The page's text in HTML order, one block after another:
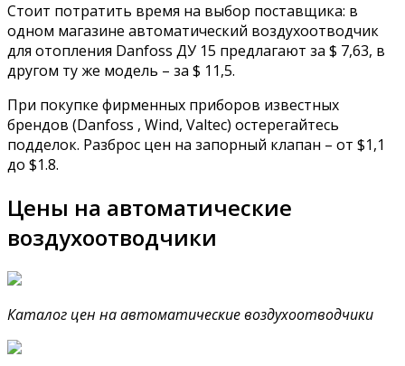
Стоит потратить время на выбор поставщика: в
одном магазине автоматический воздухоотводчик
для отопления Danfoss ДУ 15 предлагают за $ 7,63, в
другом ту же модель – за $ 11,5.
При покупке фирменных приборов известных
брендов (Danfoss , Wind, Valtec) остерегайтесь
подделок. Разброс цен на запорный клапан – от $1,1
до $1.8.
Цены на автоматические
воздухоотводчики
Каталог цен на автоматические воздухоотводчики